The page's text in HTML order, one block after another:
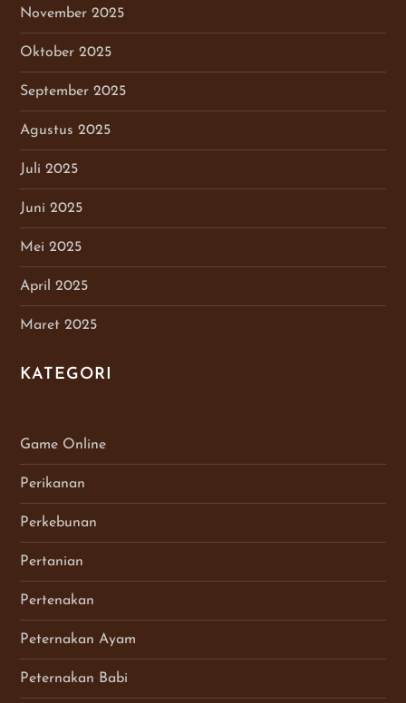
November 2025
Oktober 2025
September 2025
Agustus 2025
Juli 2025
Juni 2025
Mei 2025
April 2025
Maret 2025
KATEGORI
Game Online
Perikanan
Perkebunan
Pertanian
Pertenakan
Peternakan Ayam
Peternakan Babi